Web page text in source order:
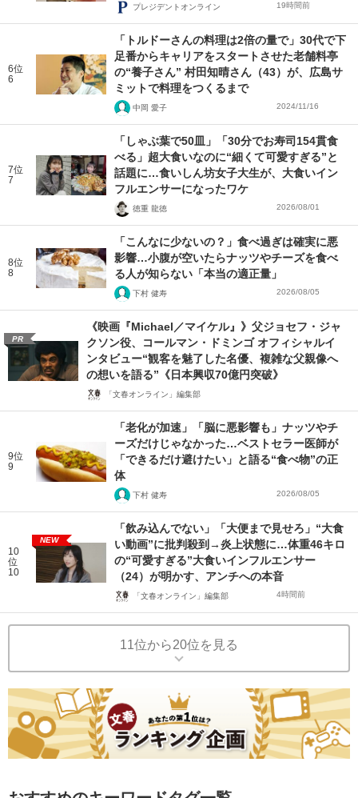
プレジデントオンライン 19時間前
6位
6
「トルドーさんの料理は2倍の量で」30代で下
足番からキャリアをスタートさせた老舗料亭
の“養子さん” 村田知晴さん（43）が、広島サ
ミットで料理をつくるまで
中岡 愛子 2024/11/16
7位
7
「しゃぶ葉で50皿」「30分でお寿司154貫食
べる」超大食いなのに“細くて可愛すぎる”と
話題に…食いしん坊女子大生が、大食いイン
フルエンサーになったワケ
徳重 龍徳 2026/08/01
8位
8
「こんなに少ないの？」食べ過ぎは確実に悪
影響…小腹が空いたらナッツやチーズを食べ
る人が知らない「本当の適正量」
下村 健寿 2026/08/05
PR
《映画『Michael／マイケル』》父ジョセフ・ジャ
クソン役、コールマン・ドミンゴ オフィシャルイ
ンタビュー“観客を魅了した名優、複雑な父親像へ
の想いを語る”《日本興収70億円突破》
「文春オンライン」編集部
9位
9
「老化が加速」「脳に悪影響も」ナッツやチ
ーズだけじゃなかった…ベストセラー医師が
「できるだけ避けたい」と語る“食べ物”の正
体
下村 健寿 2026/08/05
10
位
10
NEW
「飲み込んでない」「大便まで見せろ」“大食
い動画”に批判殺到→炎上状態に…体重46キロ
の“可愛すぎる”大食いインフルエンサー
（24）が明かす、アンチへの本音
「文春オンライン」編集部 4時間前
11位から20位を見る